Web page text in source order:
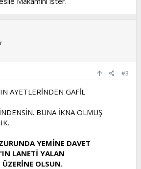
#3
AYETLERİNDEN GAFİL
BUNA İKNA OLMUŞ
YEMİNE DAVET
LANETİ YALAN
OLSUN.